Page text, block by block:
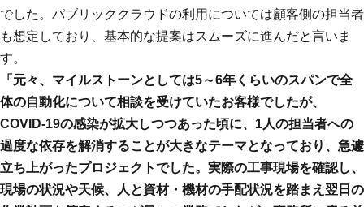
でした。パブリッククラウドの利用については顧客側の担当者
も想定しており、基本的な提案はスムーズに進んだと言いま
す。
「元々、マイルストーンとしては5～6年くらいのスパンで全
体の自動化について相談を受けていたお客様でしたが、
COVID-19の感染が拡大しつつあった頃に、1人の担当者への
過度な依存を解消することが大きなテーマとなっており、急遽
立ち上がったプロジェクトでした。実際の工事現場を確認し、
現場の状況や天候、人と資材・機材の手配状況を踏まえ翌日の